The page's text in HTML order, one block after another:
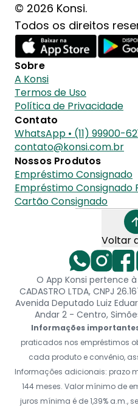
© 2026 Konsi.
Todos os direitos
Sobre
A Konsi
Termos de Uso
Política de Privacidade
Contato
WhatsApp • (11) 99900-
contato@konsi.com.br
Nossos Produtos
Empréstimo Consignado
Empréstimo Consignado
Cartão Consignado
Voltar
O App Konsi pertence à
CADASTRO LTDA, CNPJ
Avenida Deputado Luiz
Andar 2 - Centro,
Informações
praticados nos empréstimos
cada produto e convênio,
Informações adicionais: prazo
144 meses. Valor mínimo de
juros mínima é de 1,39% a.m.,